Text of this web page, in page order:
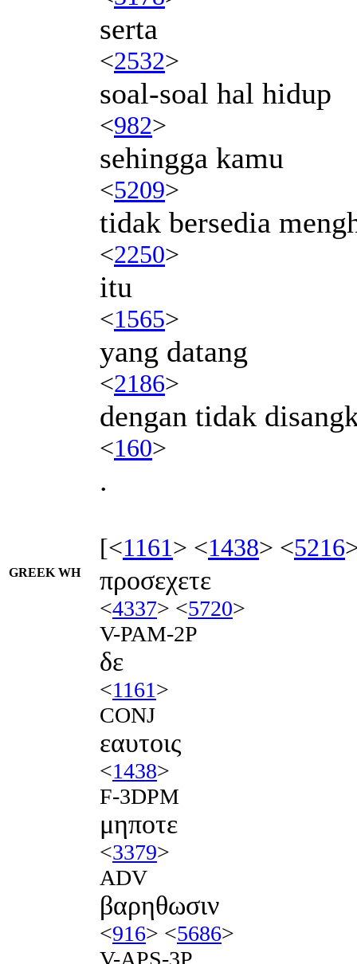
serta
<2532>
soal-soal hal hidup
<982>
sehingga kamu
<5209>
tidak bersedia
<2250>
itu
<1565>
yang datang
<2186>
dengan tidak
<160>
.
[<1161> <1438> <5216
GREEK WH προσεχετε
<4337> <5720>
V-PAM-2P
δε
<1161>
CONJ
εαυτοις
<1438>
F-3DPM
μηποτε
<3379>
ADV
βαρηθωσιν
<916> <5686>
V-APS-3P